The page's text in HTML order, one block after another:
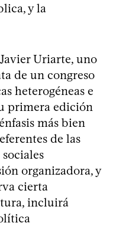
y la
Javier Uriarte, uno
de un congreso
heterogéneas e
primera edición
más bien
de las
organizadora, y
cierta
incluirá